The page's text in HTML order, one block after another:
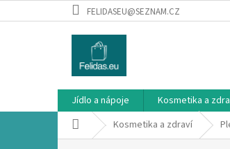
na
FELIDASEU@SEZNAM.CZ
Jídlo a nápoje Kosmetika a
Domů Kosmetika a zdraví